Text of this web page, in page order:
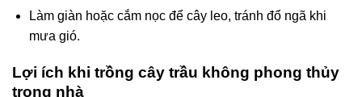
Làm giàn hoặc cắm nọc để cây leo, tránh đổ ngã khi
mưa gió.
Lợi ích khi trồng cây trầu không phong thủy
trong nhà